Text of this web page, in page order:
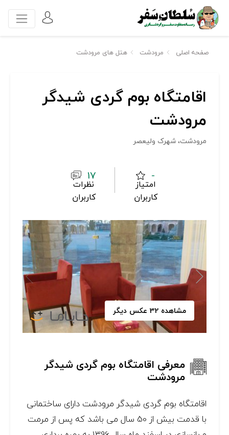
صفحه اصلی مرودشت هتل های مرودشت
اقامتگاه بوم گردی شیدگر
مرودشت
مرودشت، شهرک ولیعصر
-
امتیاز
کاربران
17
نظرات
کاربران
مشاهده 32 عکس دیگر
معرفی اقامتگاه بوم گردی شیدگر
مرودشت
اقامتگاه بوم گردی شیدگر مرودشت دارای ساختمانی
با قدمت بیش از 50 سال می باشد که پس از مرمت